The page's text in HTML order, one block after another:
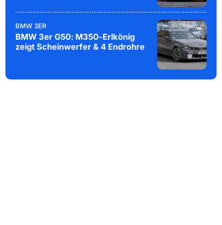
BMW 3ER
BMW 3er G50: M350-Erlkönig
zeigt Scheinwerfer & 4 Endrohre